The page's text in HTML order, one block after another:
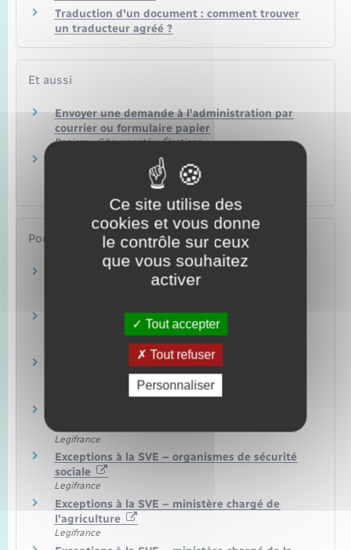
Traduction d'un document : comment trouver
un traducteur agréé ?
Et aussi
Envoyer une demande à l'administration par
courrier ou formulaire papier
Papiers – Citoyenneté – Élections
Obligation de motivation d'une décision
Papiers – Citoyenneté – Élections
Pour en savoir plus
Services en ligne et formulaires
Direction de l'information légale et administrative (Dila) –
Exceptions à la SVE – collectivités territoriales,
établissements publics, EPCI
Exceptions à la SVE – ministère chargé des
affaires étrangères
Legifrance
Exceptions à la SVE – organismes de sécurité
sociale
Legifrance
Exceptions à la SVE – ministère chargé de
l'agriculture
Legifrance
Ce site utilise des
cookies et vous donne
le contrôle sur ceux
que vous souhaitez
activer
Tout accepter
Tout refuser
Personnaliser